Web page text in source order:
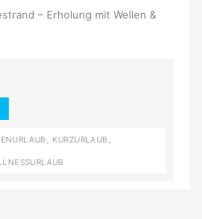
– Erholung mit Wellen &
KURZURLAUB